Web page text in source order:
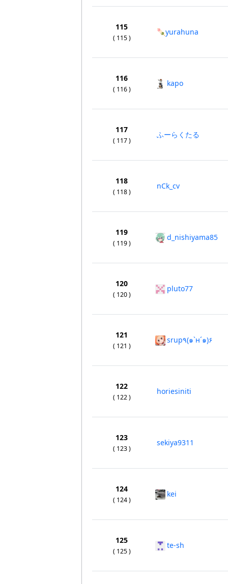
115
( 115 )
🍡yurahuna
116
( 116 )
kapo
117
( 117 )
ふーらくたる
118
( 118 )
nCk_cv
119
( 119 )
d_nishiyama85
120
( 120 )
pluto77
121
( 121 )
srup٩(๑`н´๑)۶
122
( 122 )
horiesiniti
123
( 123 )
sekiya9311
124
( 124 )
kei
125
( 125 )
te-sh